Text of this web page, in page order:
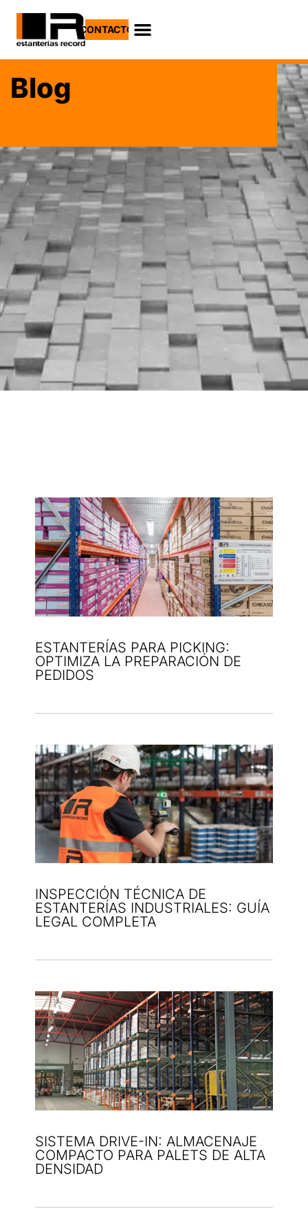
CONTACTO
Blog
ESTANTERÍAS PARA PICKING:
OPTIMIZA LA PREPARACIÓN DE
PEDIDOS
INSPECCIÓN TÉCNICA DE
ESTANTERÍAS INDUSTRIALES: GUÍA
LEGAL COMPLETA
SISTEMA DRIVE-IN: ALMACENAJE
COMPACTO PARA PALETS DE ALTA
DENSIDAD